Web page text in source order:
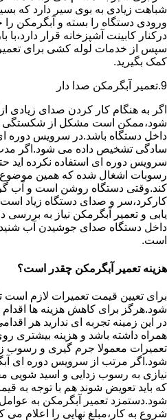
شباهت زیادی به بوی سیر دارد که
ورودی دستگاه را بسته و آبگرمکن
درکنار کابینت آشپزخانه قرار دارد،با
سپس از خدمات لوله کشی برای
کمک بگیرید.
9.تعمیر آبگرمکن صدا دار
اگر به هنگام کار کردن صدای زیادی
شود،ممکن است مشکل از شکستگی
داخل دستگاه باشد.در سرویس دوره
سادگی تشخیص داده می شود.اگر
سرویس دوره ای استفاده نکرده اید
رسوبات اشغال شده که همین موضوع
کند.وقتی دستگاه روشن است و آب
کارکرد،سر و صدای دستگاه زیاد است
یابی و تعمیر آبگرمکن نیاز به
داخل دستگاه صدای جوشیدن آب
است.
هزینه تعمیر آبگرمکن چقدر است؟
برای تعیین قیمت تعمیرات لازم است
شود.هرگز برای کاهش هزینه ها اقدام
در این زمینه تجربه ای ندارید هر
همراه داشته باشد و هزینه بیشتری
تعمیرات معمولا جرم گیری و رسوب
شود.اگر مرتب از سرویس دوره ای
نیازی به رسوب زدایی و اسید
که باید تعویض شوند هم با توجه به
شود.دستمزد تعمیر آبگرمکن به عوامل
شروع به کار،مبلغ نهایی را اعلام